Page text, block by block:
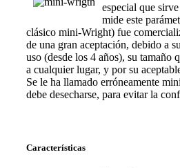
especial que
mide este
clásico mini-Wright) fue
de una gran aceptación, debido a
uso (desde los 4 años), su tamaño
a cualquier lugar, y por su
Se le ha llamado erróneamente
debe desecharse, para evitar la
Características